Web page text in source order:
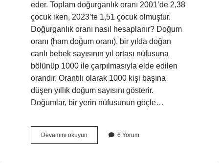
eder. Toplam doğurganlık oranı 2001’de 2,38
çocuk iken, 2023’te 1,51 çocuk olmuştur.
Doğurganlık oranı nasıl hesaplanır? Doğum
oranı (ham doğum oranı), bir yılda doğan
canlı bebek sayısının yıl ortası nüfusuna
bölünüp 1000 ile çarpılmasıyla elde edilen
orandır. Orantılı olarak 1000 kişi başına
düşen yıllık doğum sayısını gösterir.
Doğumlar, bir yerin nüfusunun göçle…
Devamını okuyun
Doğurganlık
6 Yorum